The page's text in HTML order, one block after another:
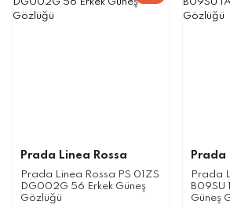
Prada Linea Rossa
Prada Linea Rossa PS 01ZS
DG002G 56 Erkek Güneş
Gözlüğü
Prada
Prada
B09SU
Güneş